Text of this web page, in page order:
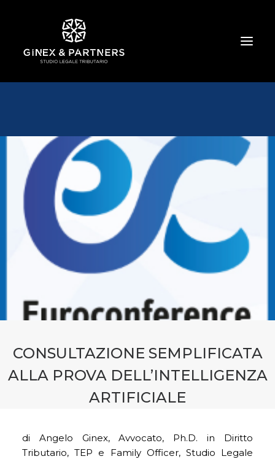
CHI SIAMO
TRIBUTARIO E PENALE TRIBUTARIO
GESTIONE E PROTEZIONE DEL PATRIMONIO
SOCIETARIO E CONTRATTUALISTICA
COMMERCIO INTERNAZIONALE
BANCARIO E FINANZIARIO
NEWS ED EVENTI
CONSULTAZIONE SEMPLIFICATA
ALLA PROVA DELL’INTELLIGENZA
ARTIFICIALE
di Angelo Ginex, Avvocato, Ph.D. in Diritto
Tributario, TEP e Family Officer, Studio Legale